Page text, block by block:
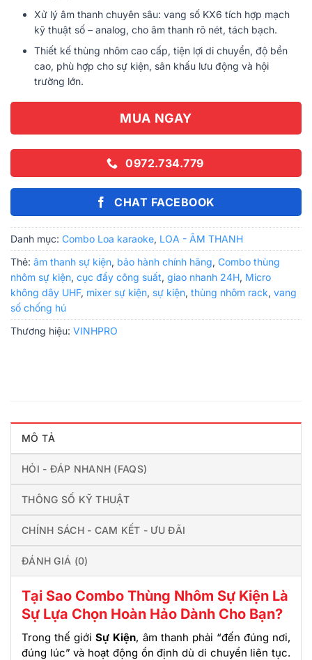
Xử lý âm thanh chuyên sâu: vang số KX6 tích hợp mạch
kỹ thuật số – analog, cho âm thanh rõ nét, tách bạch.
Thiết kế thùng nhôm cao cấp, tiện lợi di chuyển, độ bền
cao, phù hợp cho sự kiện, sân khấu lưu động và hội
trường lớn.
MUA NGAY
0972.734.779
CHAT FACEBOOK
Danh mục: Combo Loa karaoke, LOA - ÂM THANH
Thẻ: âm thanh sự kiện, bảo hành chính hãng, Combo thùng
nhôm sự kiện, cục đẩy công suất, giao nhanh 24H, Micro
không dây UHF, mixer sự kiện, sự kiện, thùng nhôm rack, vang
số chống hú
Thương hiệu: VINHPRO
MÔ TẢ
HỎI - ĐÁP NHANH (FAQS)
THÔNG SỐ KỸ THUẬT
CHÍNH SÁCH - CAM KẾT - ƯU ĐÃI
ĐÁNH GIÁ (0)
Tại Sao Combo Thùng Nhôm Sự Kiện Là
Sự Lựa Chọn Hoàn Hảo Dành Cho Bạn?
Trong thế giớiSự Kiện, âm thanh phải “đến đúng nơi,
đúng lúc” và hoạt động ổn định dù di chuyển liên tục.